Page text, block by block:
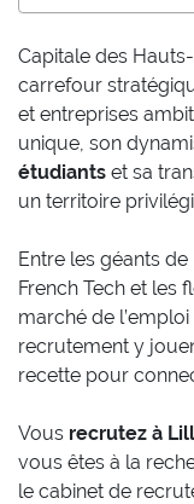
Capitale des
carrefour
et entreprises
unique, son
étudiants et sa
un territoire
Entre les géants
French Tech et les
marché de
recrutement y
recette pour
Vous recrutez à
vous êtes à la
le cabinet de